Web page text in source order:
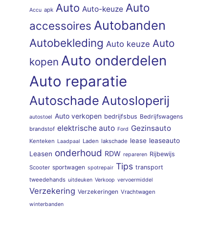
Accu apk Auto Auto-keuze Auto
accessoires Autobanden
Autobekleding Auto keuze Auto
kopen Auto onderdelen
Auto reparatie
Autoschade Autosloperij
autostoel Auto verkopen bedrijfsbus Bedrijfswagens
brandstof elektrische auto Ford Gezinsauto
Kenteken Laadpaal Laden lakschade lease leaseauto
Leasen onderhoud RDW repareren Rijbewijs
Scooter sportwagen spotrepair Tips transport
tweedehands uitdeuken Verkoop vervoermiddel
Verzekering Verzekeringen Vrachtwagen
winterbanden